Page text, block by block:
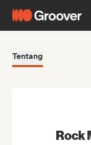
Tentang
Rock